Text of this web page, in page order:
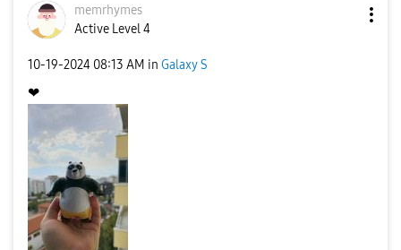
memrhymes
Active Level 4
‎10-19-2024 08:13 AM in Galaxy S
❤